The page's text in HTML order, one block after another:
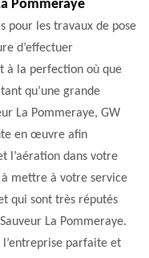
Pommeraye
pour les travaux de pose
d’effectuer
à la perfection où que
qu’une grande
La Pommeraye, GW
en œuvre afin
l’aération dans votre
mettre à votre service
qui sont très réputés
La Pommeraye.
l’entreprise parfaite et